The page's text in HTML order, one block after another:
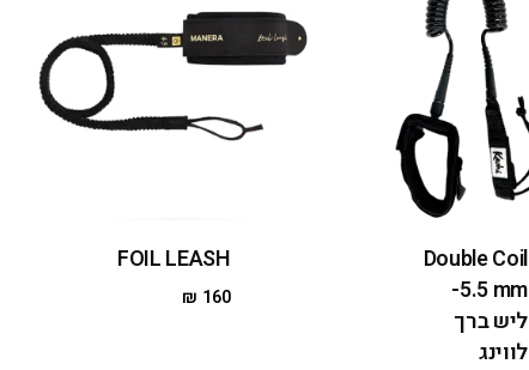
Double Coil
5.5 mm-
ליש ברך
לווינג
FOIL LEASH
₪ 160